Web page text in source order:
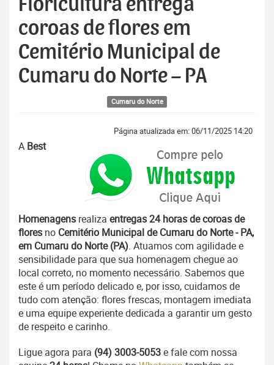
Floricultura entrega
coroas de flores em
Cemitério Municipal de
Cumaru do Norte – PA
Cumaru do Norte
Página atualizada em: 06/11/2025 14:20
A Best
Homenagens realiza entregas 24 horas de coroas de
flores no Cemitério Municipal de Cumaru do Norte - PA,
em Cumaru do Norte (PA). Atuamos com agilidade e
sensibilidade para que sua homenagem chegue ao
local correto, no momento necessário. Sabemos que
este é um período delicado e, por isso, cuidamos de
tudo com atenção: flores frescas, montagem imediata
e uma equipe experiente dedicada a garantir um gesto
de respeito e carinho.
Ligue agora para (94) 3003-5053e fale com nossa